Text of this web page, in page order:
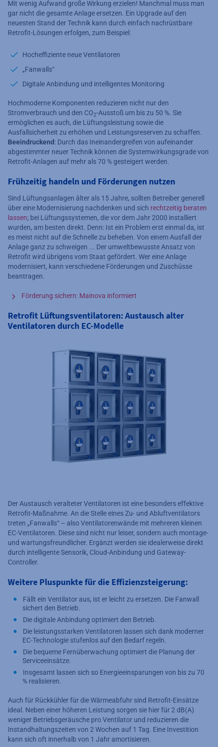
Mit wenig Aufwand große Wirkung erzielen! Manchmal muss man
gar nicht die gesamte Anlage ersetzen. Ein Upgrade auf den
neuesten Stand der Technik kann durch einfach nachrüstbare
Retrofit-Lösungen erfolgen, zum Beispiel:
Hocheffiziente neue Ventilatoren
„Fanwalls“
Digitale Anbindung und intelligentes Monitoring
Hochmoderne Komponenten reduzieren nicht nur den
Stromverbrauch und den CO2-Ausstoß um bis zu 50 %. Sie
ermöglichen es auch, die Lüftungsleistung sowie die
Ausfallsicherheit zu erhöhen und Leistungsreserven zu schaffen.
Beeindruckend : Durch das Ineinandergreifen von aufeinander
abgestimmter neuer Technik können die Systemwirkungsgrade von
Retrofit-Anlagen auf mehr als 70 % gesteigert werden.
Frühzeitig handeln und Förderungen nutzen
Sind Lüftungsanlagen älter als 15 Jahre, sollten Betreiber generell
über eine Modernisierung nachdenken und sich rechtzeitig beraten
lassen; bei Lüftungssystemen, die vor dem Jahr 2000 installiert
wurden, am besten direkt. Denn: Ist ein Problem erst einmal da, ist
es meist nicht auf die Schnelle zu beheben. Von einem Ausfall der
Anlage ganz zu schweigen ... Der umweltbewusste Ansatz von
Retrofit wird übrigens vom Staat gefördert. Wer eine Anlage
modernisiert, kann verschiedene Förderungen und Zuschüsse
beantragen.
Förderung sichern: Mainova informiert
Retrofit Lüftungsventilatoren: Austausch alter
Ventilatoren durch EC-Modelle
Der Austausch veralteter Ventilatoren ist eine besonders effektive
Retrofit-Maßnahme. An die Stelle eines Zu- und Abluftventilators
treten „Fanwalls“ – also Ventilatorenwände mit mehreren kleinen
EC-Ventilatoren. Diese sind nicht nur leiser, sondern auch montage-
und wartungsfreundlicher. Ergänzt werden sie idealerweise direkt
durch intelligente Sensorik, Cloud-Anbindung und Gateway-
Controller.
Weitere Pluspunkte für die Effizienzsteigerung:
Fällt ein Ventilator aus, ist er leicht zu ersetzen. Die Fanwall
sichert den Betrieb.
Die digitale Anbindung optimiert den Betrieb.
Die leistungsstarken Ventilatoren lassen sich dank moderner
EC-Technologie stufenlos auf den Bedarf regeln.
Die bequeme Fernüberwachung optimiert die Planung der
Serviceeinsätze.
Insgesamt lassen sich so Energieeinsparungen von bis zu 70
% realisieren.
Auch für Rückkühler für die Wärmeabfuhr sind Retrofit-Einsätze
ideal. Neben einer höheren Leistung sorgen sie hier für 2 dB(A)
weniger Betriebsgeräusche pro Ventilator und reduzieren die
Instandhaltungszeiten von 2 Wochen auf 1 Tag. Eine Investition
kann sich oft innerhalb von 1 Jahr amortisieren.